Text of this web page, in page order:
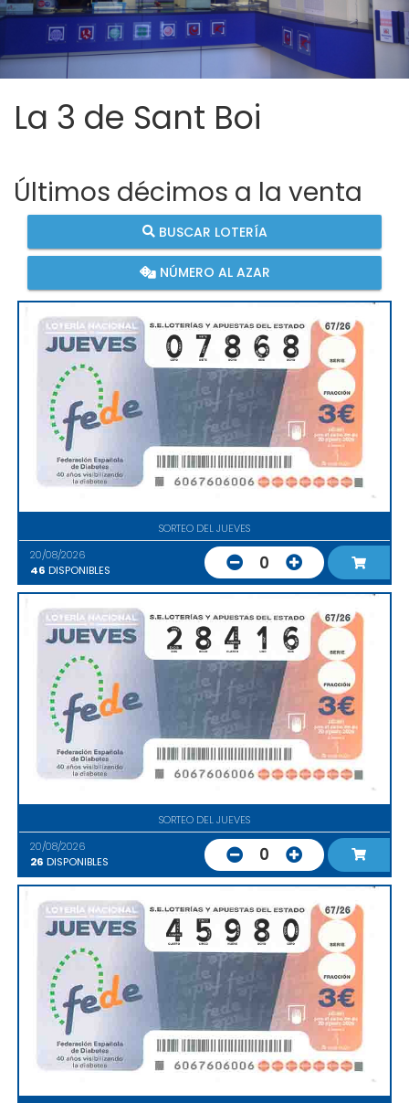
La 3 de Sant Boi
Últimos décimos a la venta
BUSCAR LOTERÍA
NÚMERO AL AZAR
SORTEO DEL JUEVES
20/08/2026
46 DISPONIBLES 0
SORTEO DEL JUEVES
20/08/2026
26 DISPONIBLES 0